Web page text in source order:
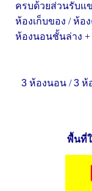
ครบด้วยส่วนรับแ
ห้องเก็บของ /ห้อง
ห้องนอนชั้นล่าง
3 ห้องนอน /3 ห้
พื้นที่